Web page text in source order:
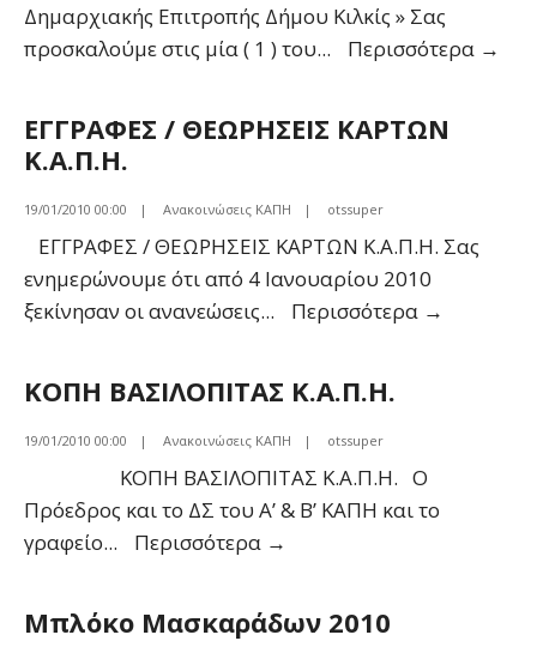
Δημαρχιακής Επιτροπής Δήμου Κιλκίς » Σας
προσκαλούμε στις μία ( 1 ) του... Περισσότερα →
ΕΓΓΡΑΦΕΣ / ΘΕΩΡΗΣΕΙΣ ΚΑΡΤΩΝ
Κ.Α.Π.Η.
19/01/2010 00:00 | Ανακοινώσεις ΚΑΠΗ | otssuper
ΕΓΓΡΑΦΕΣ / ΘΕΩΡΗΣΕΙΣ ΚΑΡΤΩΝ Κ.Α.Π.Η. Σας
ενημερώνουμε ότι από 4 Ιανουαρίου 2010
ξεκίνησαν οι ανανεώσεις... Περισσότερα →
ΚΟΠΗ ΒΑΣΙΛΟΠΙΤΑΣ Κ.Α.Π.Η.
19/01/2010 00:00 | Ανακοινώσεις ΚΑΠΗ | otssuper
ΚΟΠΗ ΒΑΣΙΛΟΠΙΤΑΣ Κ.Α.Π.Η. Ο
Πρόεδρος και το ΔΣ του Α’ & Β’ ΚΑΠΗ και το
γραφείο... Περισσότερα →
Μπλόκο Μασκαράδων 2010